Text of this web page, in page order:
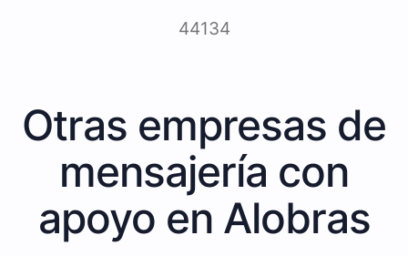
44134
Otras empresas de
mensajería con
apoyo en Alobras